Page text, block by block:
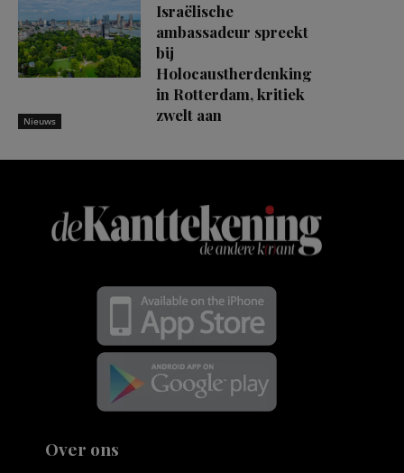
Nieuws
Israëlische
ambassadeur spreekt
bij
Holocaustherdenking
in Rotterdam, kritiek
zwelt aan
Over ons